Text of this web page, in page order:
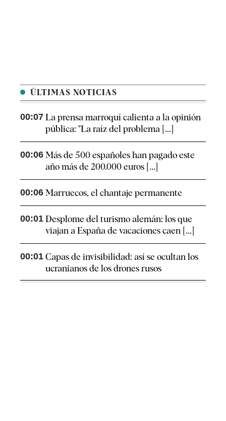
ÚLTIMAS NOTICIAS
00:07 La prensa marroquí calienta a la opinión
pública: "La raíz del problema [...]
00:06 Más de 500 españoles han pagado este
año más de 200.000 euros [...]
00:06 Marruecos, el chantaje permanente
00:01 Desplome del turismo alemán: los que
viajan a España de vacaciones caen [...]
00:01 Capas de invisibilidad: así se ocultan los
ucranianos de los drones rusos